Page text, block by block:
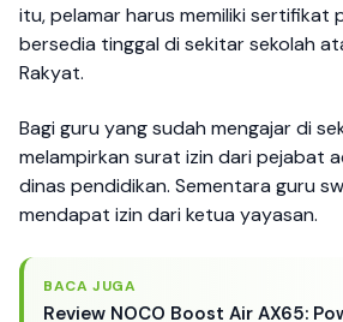
itu, pelamar harus memiliki sertifikat
bersedia tinggal di sekitar sekolah
Rakyat.
Bagi guru yang sudah mengajar di
melampirkan surat izin dari pejabat
dinas pendidikan. Sementara guru
mendapat izin dari ketua yayasan.
BACA JUGA
Review NOCO Boost Air AX65: